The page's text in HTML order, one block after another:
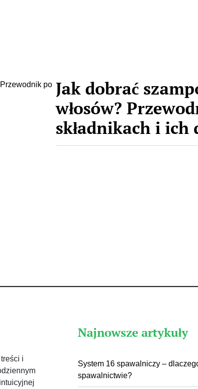
Jak dobrać
włosów?
składnikach i ich
i
Najnowsze artykuły
System 16 spawalniczy –
spawalnictwie?